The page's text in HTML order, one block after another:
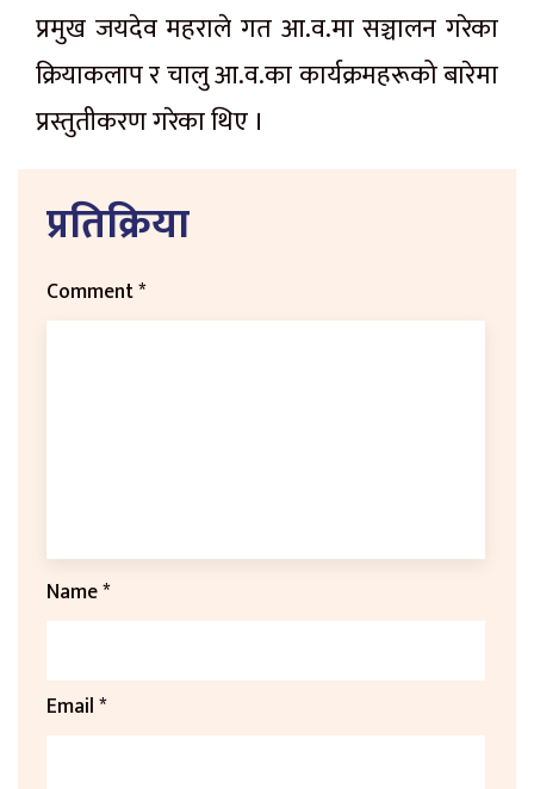
प्रमुख जयदेव महराले गत आ.व.मा सञ्चालन गरेका
क्रियाकलाप र चालु आ.व.का कार्यक्रमहरूको बारेमा
प्रस्तुतीकरण गरेका थिए ।
प्रतिक्रिया
Comment*
Name*
Email*